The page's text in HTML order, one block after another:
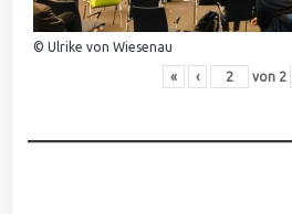
© Ulrike von Wiesenau
« ‹ von 2